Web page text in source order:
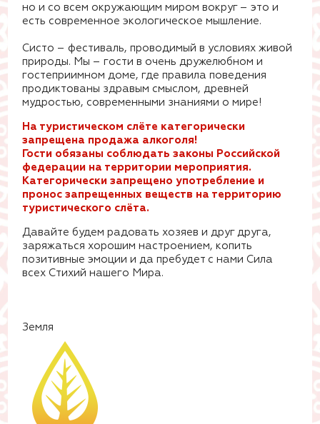
но и со всем окружающим миром вокруг – это и
есть современное экологическое мышление.
Систо – фестиваль, проводимый в условиях живой
природы. Мы – гости в очень дружелюбном и
гостеприимном доме, где правила поведения
продиктованы здравым смыслом, древней
мудростью, современными знаниями о мире!
На туристическом слёте категорически
запрещена продажа алкоголя!
Гости обязаны соблюдать законы Российской
федерации на территории мероприятия.
Категорически запрещено употребление и
пронос запрещенных веществ на территорию
туристического слёта.
Давайте будем радовать хозяев и друг друга,
заряжаться хорошим настроением, копить
позитивные эмоции и да пребудет с нами Сила
всех Стихий нашего Мира.
Земля